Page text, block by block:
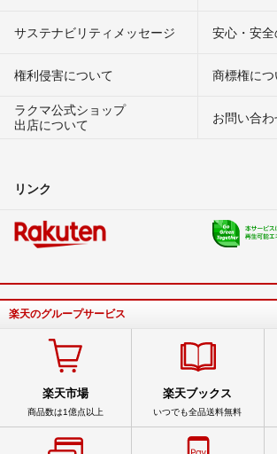
サステナビリティメッセージ 安心・安
権利侵害について
商標権につ
ラクマ公式ショップ
出店について
お問い合
リンク
楽天のグループサービス
楽天市場
商品数は1億点以上
楽天ブックス
いつでも全品送料無料